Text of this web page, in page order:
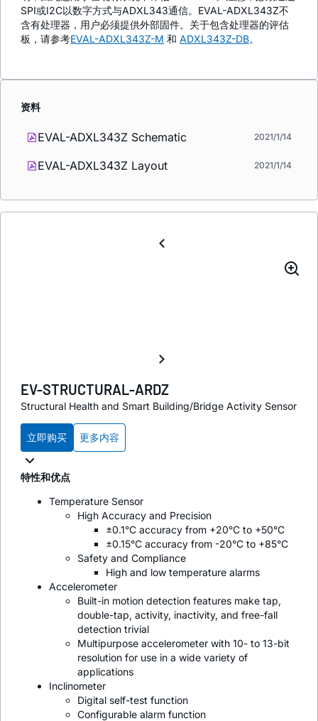
SPI或I2C以数字方式与ADXL343通信。EVAL-ADXL343Z不
含有处理器，用户必须提供外部固件。关于包含处理器的评估
板，请参考EVAL-ADXL343Z-M 和 ADXL343Z-DB。
资料
EVAL-ADXL343Z Schematic 2021/1/14
EVAL-ADXL343Z Layout 2021/1/14
EV-STRUCTURAL-ARDZ
Structural Health and Smart Building/Bridge Activity Sensor
立即购买 更多内容
特性和优点
Temperature Sensor
High Accuracy and Precision
±0.1°C accuracy from +20°C to +50°C
±0.15°C accuracy from -20°C to +85°C
Safety and Compliance
High and low temperature alarms
Accelerometer
Built-in motion detection features make tap,
double-tap, activity, inactivity, and free-fall
detection trivial
Multipurpose accelerometer with 10- to 13-bit
resolution for use in a wide variety of
applications
Inclinometer
Digital self-test function
Configurable alarm function